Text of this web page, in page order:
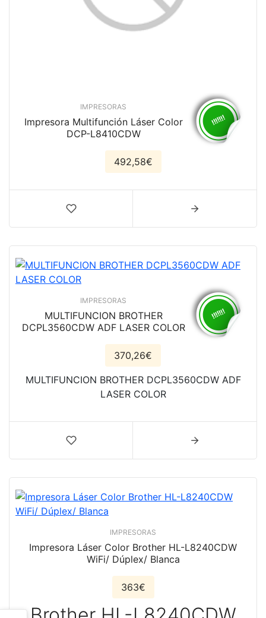
IMPRESORAS
Impresora Multifunción Láser Color
DCP-L8410CDW
492,58€
IMPRESORAS
MULTIFUNCION BROTHER
DCPL3560CDW ADF LASER COLOR
370,26€
MULTIFUNCION BROTHER DCPL3560CDW ADF
LASER COLOR
IMPRESORAS
Impresora Láser Color Brother HL-L8240CDW
WiFi/ Dúplex/ Blanca
363€